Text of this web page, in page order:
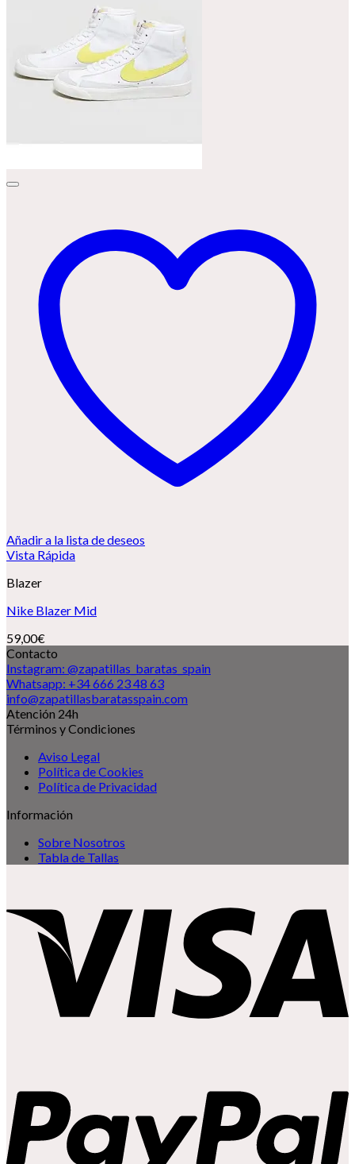
Añadir a la lista de deseos
Vista Rápida
Blazer
Nike Blazer Mid
59,00€
Contacto
Instagram: @zapatillas_baratas_spain
Whatsapp: +34 666 23 48 63
info@zapatillasbaratasspain.com
Atención 24h
Términos y Condiciones
Aviso Legal
Política de Cookies
Política de Privacidad
Información
Sobre Nosotros
Tabla de Tallas